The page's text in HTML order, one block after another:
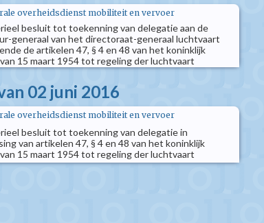
overheidsdienst mobiliteit en vervoer
besluit tot toekenning van delegatie aan de
generaal van het directoraat-generaal luchtvaart
de artikelen 47, § 4 en 48 van het koninklijk
15 maart 1954 tot regeling der luchtvaart
02 juni 2016
overheidsdienst mobiliteit en vervoer
besluit tot toekenning van delegatie in
van artikelen 47, § 4 en 48 van het koninklijk
15 maart 1954 tot regeling der luchtvaart